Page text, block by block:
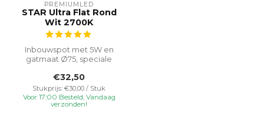
PREMIUMLED
STAR Ultra Flat Rond
Wit 2700K
Inbouwspot met 5W en
gatmaat Ø75, speciale
voor veelzijdi...
€32,50
Stukprijs: €30,00 / Stuk
Voor 17:00 Besteld, Vandaag
verzonden!